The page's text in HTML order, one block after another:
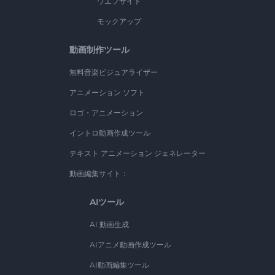
モックアップ
動画制作ツール
無料音楽ビジュアライザー
アニメーション ソフト
ロゴ・アニメーション
イントロ動画作成ツール
テキスト アニメーション ジェネレーター
動画編集サイト：
AIツール
AI 動画生成
AIアニメ動画作成ツール
AI動画編集ツール